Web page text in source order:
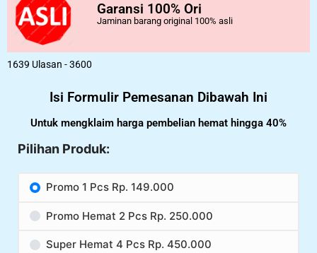
Garansi 100% Ori
Jaminan barang original 100% asli
1639 Ulasan - 3600
Isi Formulir Pemesanan Dibawah Ini
Untuk mengklaim harga pembelian hemat hingga 40%
Pilihan Produk:
Promo 1 Pcs Rp. 149.000
Promo Hemat 2 Pcs Rp. 250.000
Super Hemat 4 Pcs Rp. 450.000